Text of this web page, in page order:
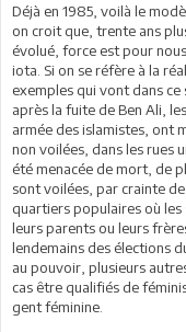
Déjà en 1985, voilà le
on croit que, trente ans
évolué, force est pour
iota. Si on se réfère à la
exemples qui vont dans ce
après la fuite de Ben Ali,
armée des islamistes, ont
non voilées, dans les rues
été menacée de mort, de
sont voilées, par crainte
quartiers populaires où
leurs parents ou leurs
lendemains des élections
au pouvoir, plusieurs
cas être qualifiés de
gent féminine.